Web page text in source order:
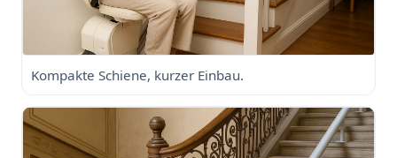
Kompakte Schiene, kurzer Einbau.